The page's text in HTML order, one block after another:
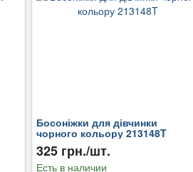
Босоніжки для дівчинки
чорного кольору 213148T
325 грн./шт.
Есть в наличии